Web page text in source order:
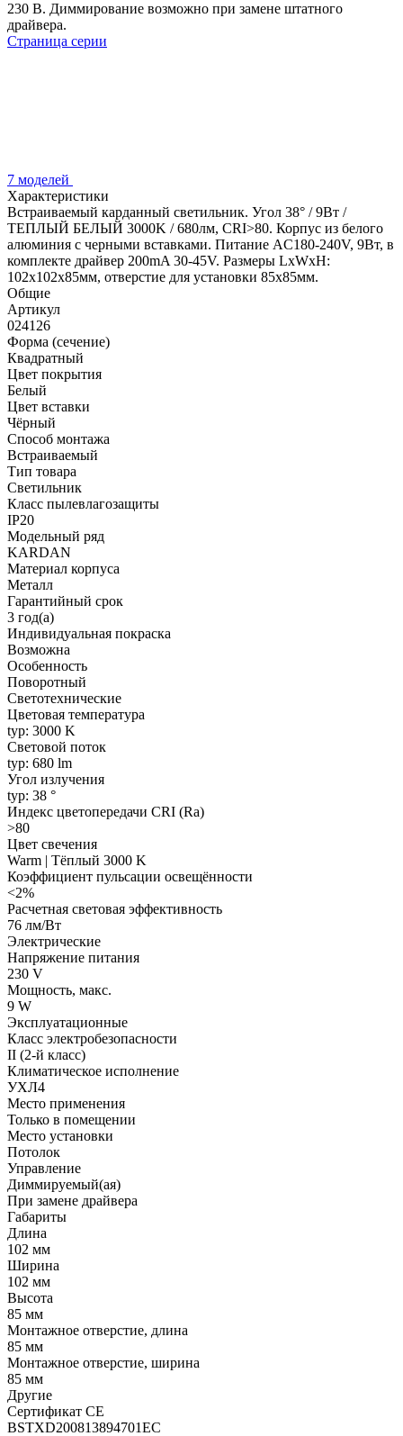
230 В. Диммирование возможно при замене штатного
драйвера.
Страница серии
7 моделей
Характеристики
Встраиваемый карданный светильник. Угол 38° / 9Вт /
ТЕПЛЫЙ БЕЛЫЙ 3000K / 680лм, CRI>80. Корпус из белого
алюминия с черными вставками. Питание AC180-240V, 9Вт, в
комплекте драйвер 200mA 30-45V. Размеры LxWxH:
102х102x85мм, отверстие для установки 85x85мм.
Общие
Артикул
024126
Форма (сечение)
Квадратный
Цвет покрытия
Белый
Цвет вставки
Чёрный
Способ монтажа
Встраиваемый
Тип товара
Светильник
Класс пылевлагозащиты
IP20
Модельный ряд
KARDAN
Материал корпуса
Металл
Гарантийный срок
3 год(а)
Индивидуальная покраска
Возможна
Особенность
Поворотный
Светотехнические
Цветовая температура
typ: 3000 K
Световой поток
typ: 680 lm
Угол излучения
typ: 38 °
Индекс цветопередачи CRI (Ra)
>80
Цвет свечения
Warm | Тёплый 3000 K
Коэффициент пульсации освещённости
<2%
Расчетная световая эффективность
76 лм/Вт
Электрические
Напряжение питания
230 V
Мощность, макс.
9 W
Эксплуатационные
Класс электробезопасности
II (2-й класс)
Климатическое исполнение
УХЛ4
Место применения
Только в помещении
Место установки
Потолок
Управление
Диммируемый(ая)
При замене драйвера
Габариты
Длина
102 мм
Ширина
102 мм
Высота
85 мм
Монтажное отверстие, длина
85 мм
Монтажное отверстие, ширина
85 мм
Другие
Сертификат CE
BSTXD200813894701EC